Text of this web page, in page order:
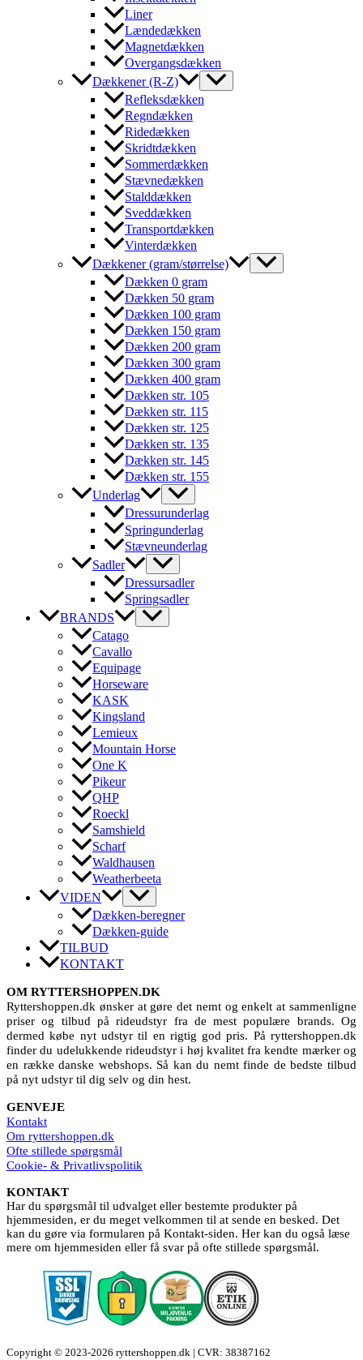
Liner
Lændedækken
Magnetdækken
Overgangsdækken
Dækkener (R-Z)
Refleksdækken
Regndækken
Ridedækken
Skridtdækken
Sommerdækken
Stævnedækken
Stalddækken
Sveddækken
Transportdækken
Vinterdækken
Dækkener (gram/størrelse)
Dækken 0 gram
Dækken 50 gram
Dækken 100 gram
Dækken 150 gram
Dækken 200 gram
Dækken 300 gram
Dækken 400 gram
Dækken str. 105
Dækken str. 115
Dækken str. 125
Dækken str. 135
Dækken str. 145
Dækken str. 155
Underlag
Dressurunderlag
Springunderlag
Stævneunderlag
Sadler
Dressursadler
Springsadler
BRANDS
Catago
Cavallo
Equipage
Horseware
KASK
Kingsland
Lemieux
Mountain Horse
One K
Pikeur
QHP
Roeckl
Samshield
Scharf
Waldhausen
Weatherbeeta
VIDEN
Dækken-beregner
Dækken-guide
TILBUD
KONTAKT
OM RYTTERSHOPPEN.DK
Ryttershoppen.dk ønsker at gøre det nemt og enkelt at sammenligne
priser og tilbud på rideudstyr fra de mest populære brands. Og
dermed købe nyt udstyr til en rigtig god pris. På ryttershoppen.dk
finder du udelukkende rideudstyr i høj kvalitet fra kendte mærker og
en række danske webshops. Så kan du nemt finde de bedste tilbud
på nyt udstyr til dig selv og din hest.
GENVEJE
Kontakt
Om ryttershoppen.dk
Ofte stillede spørgsmål
Cookie- & Privatlivspolitik
KONTAKT
Har du spørgsmål til udvalget eller bestemte produkter på
hjemmesiden, er du meget velkommen til at sende en besked. Det
kan du gøre via formularen på Kontakt-siden. Her kan du også læse
mere om hjemmesiden eller få svar på ofte stillede spørgsmål.
Copyright © 2023-2026 ryttershoppen.dk | CVR: 38387162